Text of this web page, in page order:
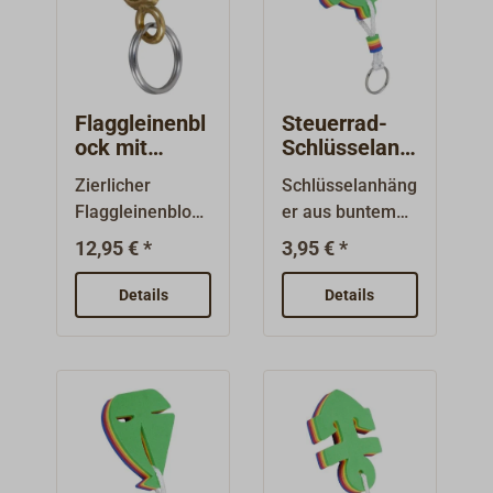
gehalten.
Flaggleinenbl
ock mit
Schlüsselring
Zierlicher
Flaggleinenblock
mit
Schlüsselring.
Blockgehäuse
und Scheibe aus
Schlüsselanhäng
er verwendbar.
12,95 € *
Details
Steuerrad-
Schlüsselanh
änger
Schlüsselanhäng
er aus buntem
Schaumstoff.
Durch die
Auftriebskraft
des
Ihre wertvollen
Schlüssel über
Wasser
gehalten.
3,95 € *
Details